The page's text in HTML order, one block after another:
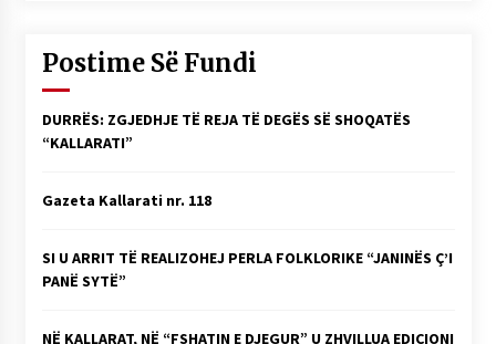
28/01/2026
Mbi kockat e martirëve ngrihet Atdheu
17/10/2025
14/10/2025
Faksimilet e një 83 vjetori lufte: Çfarë shkruan
Vexhi Buharaja për Heroin e Popullit, Mumin
Selami.
Postime Së Fundi
DURRËS: ZGJEDHJE TË REJA TË DEGËS SË SHOQATËS
“KALLARATI”
Gazeta Kallarati nr. 118
SI U ARRIT TË REALIZOHEJ PERLA FOLKLORIKE “JANINËS Ç’I
PANË SYTË”
NË KALLARAT, NË “FSHATIN E DJEGUR” U ZHVILLUA EDICIONI